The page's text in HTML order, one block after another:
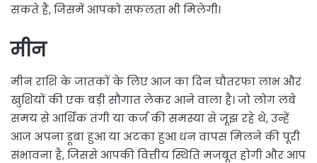
सकते हैं, जिसमें आपको सफलता भी मिलेगी।
मीन
मीन राशि के जातकों के लिए आज का दिन चौतरफा लाभ और
खुशियों की एक बड़ी सौगात लेकर आने वाला है। जो लोग लंबे
समय से आर्थिक तंगी या कर्ज की समस्या से जूझ रहे थे, उन्हें
आज अपना डूबा हुआ या अटका हुआ धन वापस मिलने की पूरी
संभावना है, जिससे आपकी वित्तीय स्थिति मजबूत होगी और आप